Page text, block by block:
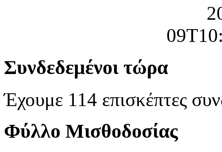
Συνδεδεμένοι τώρα
Έχουμε 114 επισκέπτες
Φύλλο Μισθοδοσίας